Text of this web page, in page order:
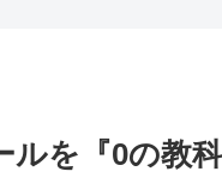
ルを『0の教科